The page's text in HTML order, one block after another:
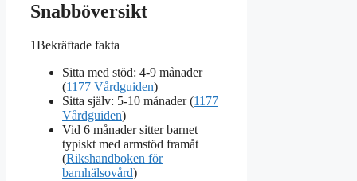
Snabböversikt
1Bekräftade fakta
Sitta med stöd: 4-9 månader
(1177 Vårdguiden)
Sitta själv: 5-10 månader (1177
Vårdguiden)
Vid 6 månader sitter barnet
typiskt med armstöd framåt
(Rikshandboken för
barnhälsovård)